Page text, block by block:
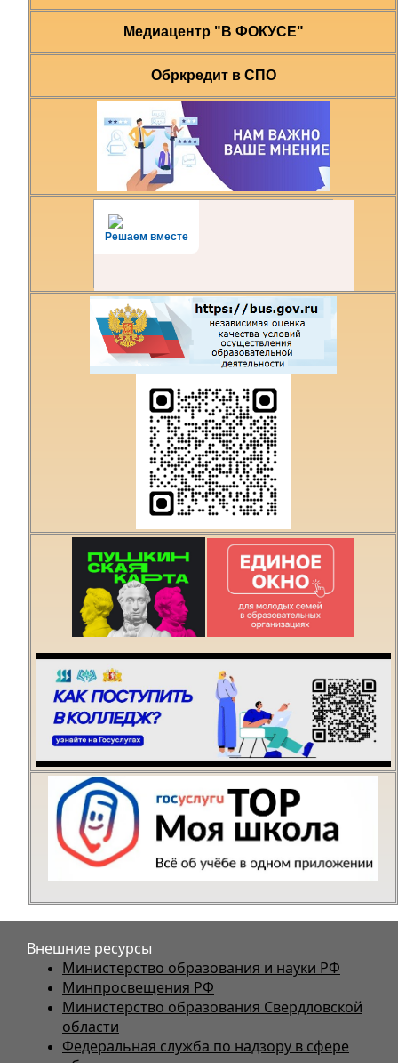
Медиацентр "В ФОКУСЕ"
Обркредит в СПО
Решаем вместе
Есть предложения по
организации учебного
процесса или знаете,
как сделать техникум
лучше?
Написать о проблеме
Внешние ресурсы
Министерство образования и науки РФ
Минпросвещения РФ
Министерство образования Свердловской
области
Федеральная служба по надзору в сфере